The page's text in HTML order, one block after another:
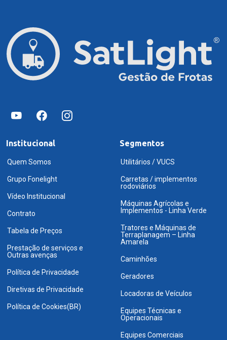
Institucional
Quem Somos
Grupo Fonelight
Vídeo Institucional
Contrato
Tabela de Preços
Prestação de serviços e
Outras avenças
Política de Privacidade
Diretivas de Privacidade
Política de Cookies(BR)
Segmentos
Utilitários / VUCS
Carretas / implementos
rodoviários
Máquinas Agrícolas e
Implementos - Linha Verde
Tratores e Máquinas de
Terraplanagem – Linha
Amarela
Caminhões
Geradores
Locadoras de Veículos
Equipes Técnicas e
Operacionais
Equipes Comerciais